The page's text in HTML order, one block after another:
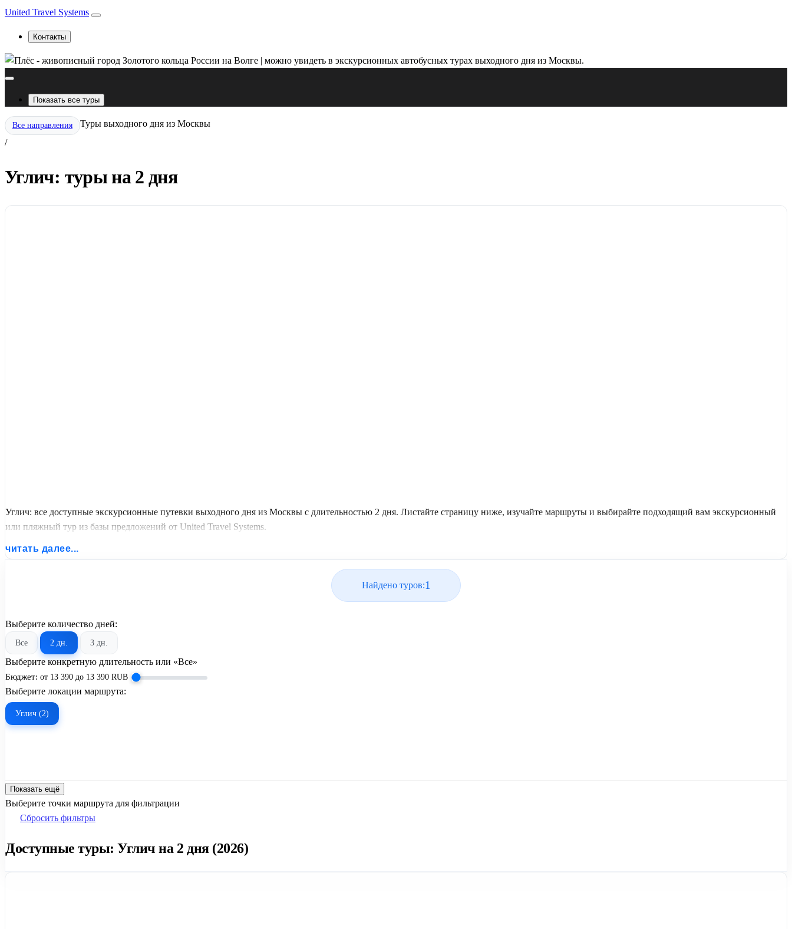
United Travel Systems
Контакты
Показать все туры
Все направления
/
Туры выходного дня из Москвы
Углич: туры на 2 дня
Углич: все доступные экскурсионные путевки выходного дня из Москвы с длительностью 2 дня. Листайте страницу ниже, изучайте маршруты и выбирайте подходящий вам экскурсионный
или пляжный тур из базы предложений от United Travel Systems.
читать далее...
Найдено туров:1
Выберите количество дней:
Все 2 дн. 3 дн.
Выберите конкретную длительность или «Все»
Бюджет: от 13 390 до 13 390 RUB
Выберите локации маршрута:
Углич (2)
Показать ещё
Выберите точки маршрута для фильтрации
Сбросить фильтры
Доступные туры: Углич на 2 дня (2026)